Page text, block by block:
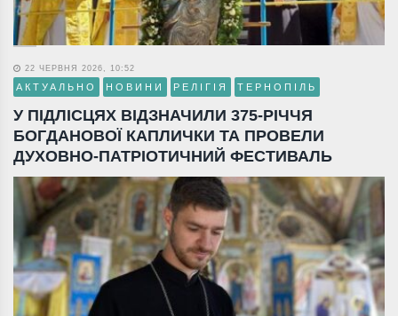
22 ЧЕРВНЯ 2026, 10:52
АКТУАЛЬНО НОВИНИ РЕЛІГІЯ ТЕРНОПІЛЬ
У ПІДЛІСЦЯХ ВІДЗНАЧИЛИ 375-РІЧЧЯ
БОГДАНОВОЇ КАПЛИЧКИ ТА ПРОВЕЛИ
ДУХОВНО-ПАТРІОТИЧНИЙ ФЕСТИВАЛЬ